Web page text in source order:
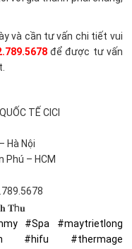
và cần tư vấn chi tiết vui
để được tư vấn
TẾ CICI
Hà Nội
Phú – HCM
𝐓h𝐮
#Spa
#maytrietlong
#hifu
#thermage